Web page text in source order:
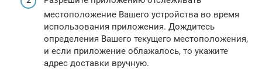
местоположение Вашего устройства во время
использования приложения. Дождитесь
определения Вашего текущего местоположения,
и если приложение облажалось, то укажите
адрес доставки вручную.